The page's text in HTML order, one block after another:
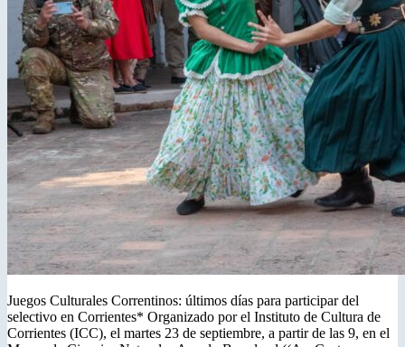
Juegos Culturales Correntinos: últimos días para participar del
selectivo en Corrientes* Organizado por el Instituto de Cultura de
Corrientes (ICC), el martes 23 de septiembre, a partir de las 9, en el